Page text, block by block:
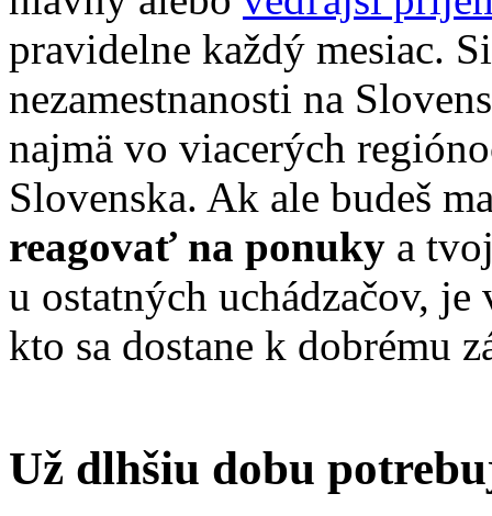
pravidelne každý mesiac.
nezamestnanosti na
najmä vo viacerých
Slovenska. Ak ale budeš
reagovať na ponuky a
u ostatných uchádzačov, je
kto sa dostane k dobrému
Už dlhšiu dobu